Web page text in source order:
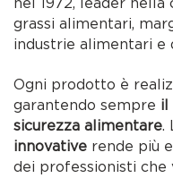
grassi alimentari,
industrie alimentari e
Ogni prodotto è
garantendo sempre il
sicurezza alimentare.
innovative rende più
dei professionisti che